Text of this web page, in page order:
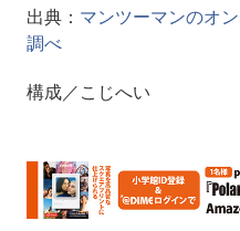
出典： マンツーマンのオ
調べ
構成／こじへい